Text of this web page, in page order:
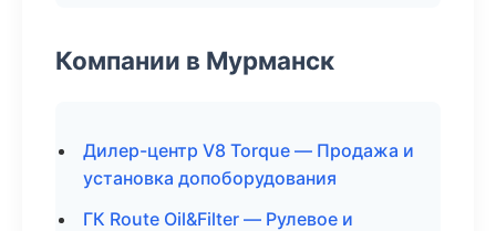
Компании в Мурманск
Дилер-центр V8 Torque — Продажа и
установка допоборудования
ГК Route Oil&Filter — Рулевое и